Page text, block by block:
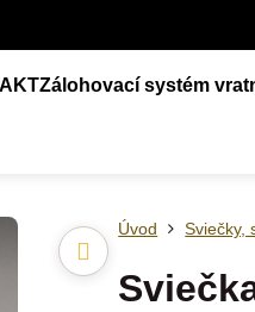
Zálohovací systém
Úvod Sviečky,